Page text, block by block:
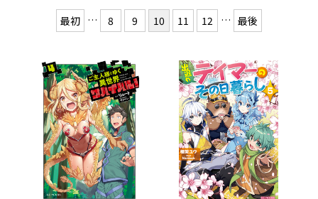
最初 … 8 9 10 11 12 … 最後